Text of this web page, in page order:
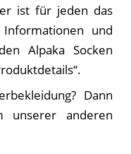
ist für jeden das
und
Alpaka Socken
Dann
unserer anderen